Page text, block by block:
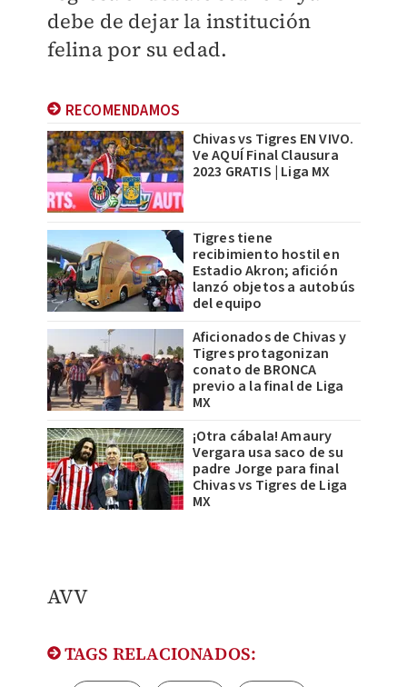
debe de dejar la institución
felina por su edad.
RECOMENDAMOS
Chivas vs Tigres EN VIVO.
Ve AQUÍ Final Clausura
2023 GRATIS | Liga MX
Tigres tiene
recibimiento hostil en
Estadio Akron; afición
lanzó objetos a autobús
del equipo
Aficionados de Chivas y
Tigres protagonizan
conato de BRONCA
previo a la final de Liga
MX
¡Otra cábala! Amaury
Vergara usa saco de su
padre Jorge para final
Chivas vs Tigres de Liga
MX
​AVV
TAGS RELACIONADOS: